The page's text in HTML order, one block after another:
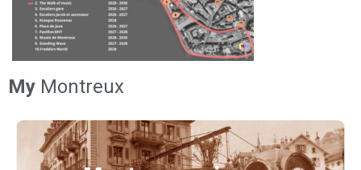
My Montreux